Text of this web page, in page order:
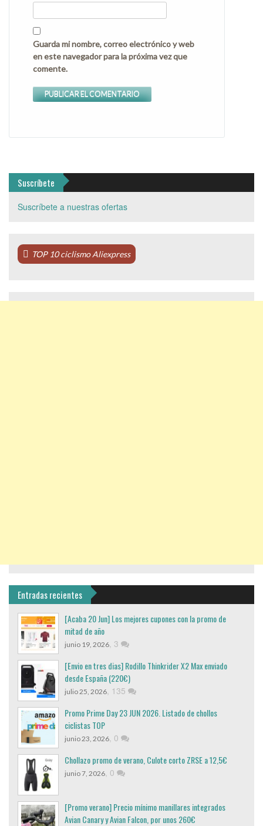
Guarda mi nombre, correo electrónico y web
en este navegador para la próxima vez que
comente.
Suscríbete
Suscríbete a nuestras ofertas
TOP 10 ciclismo Aliexpress
Entradas recientes
[Acaba 20 Jun] Los mejores cupones con la promo de
mitad de año
junio 19, 2026, 3
[Envio en tres dias] Rodillo Thinkrider X2 Max enviado
desde España (220€)
julio 25, 2026, 135
Promo Prime Day 23 JUN 2026. Listado de chollos
ciclistas TOP
junio 23, 2026, 0
Chollazo promo de verano, Culote corto ZRSE a 12,5€
junio 7, 2026, 0
[Promo verano] Precio mínimo manillares integrados
Avian Canary y Avian Falcon, por unos 260€